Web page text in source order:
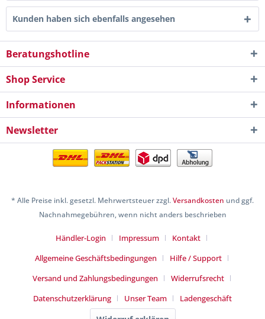
Kunden haben sich ebenfalls angesehen
Beratungshotline
Shop Service
Informationen
Newsletter
* Alle Preise inkl. gesetzl. Mehrwertsteuer zzgl.Versandkosten und ggf.
Nachnahmegebühren, wenn nicht anders beschrieben
Händler-Login Impressum
Kontakt
Allgemeine Geschäftsbedingungen
Hilfe / Support
Versand und Zahlungsbedingungen
Widerrufsrecht
Datenschutzerklärung
Unser Team Ladengeschäft